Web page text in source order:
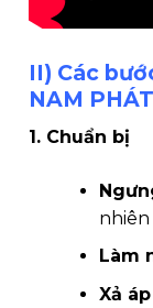
II) Các
NAM PHÁT
1. Chuẩn bị
nhiên
Làm
Xả